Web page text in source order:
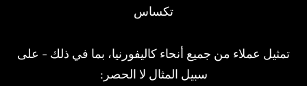
تكساس
تمثيل عملاء من جميع أنحاء كاليفورنيا، بما في ذلك - على
سبيل المثال لا الحصر: